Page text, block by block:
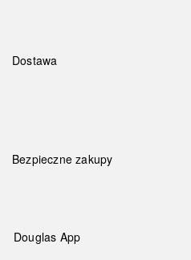
Dostawa
Bezpieczne zakupy
Douglas App